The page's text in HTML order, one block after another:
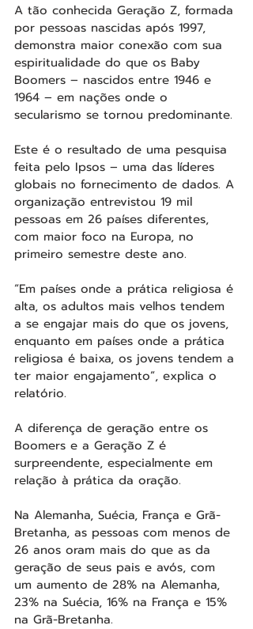
A tão conhecida Geração Z, formada
por pessoas nascidas após 1997,
demonstra maior conexão com sua
espiritualidade do que os Baby
Boomers – nascidos entre 1946 e
1964 – em nações onde o
secularismo se tornou predominante.
Este é o resultado de uma pesquisa
feita pelo Ipsos – uma das líderes
globais no fornecimento de dados. A
organização entrevistou 19 mil
pessoas em 26 países diferentes,
com maior foco na Europa, no
primeiro semestre deste ano.
“Em países onde a prática religiosa é
alta, os adultos mais velhos tendem
a se engajar mais do que os jovens,
enquanto em países onde a prática
religiosa é baixa, os jovens tendem a
ter maior engajamento”, explica o
relatório.
A diferença de geração entre os
Boomers e a Geração Z é
surpreendente, especialmente em
relação à prática da oração.
Na Alemanha, Suécia, França e Grã-
Bretanha, as pessoas com menos de
26 anos oram mais do que as da
geração de seus pais e avós, com
um aumento de 28% na Alemanha,
23% na Suécia, 16% na França e 15%
na Grã-Bretanha.